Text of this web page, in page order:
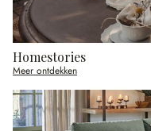
Homestories
Meer ontdekken